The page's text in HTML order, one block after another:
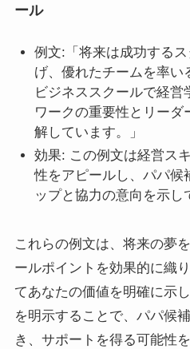
ール
例文:「将来は成功する
げ、優れたチームを率い
ビジネススクールで経
ワークの重要性とリーダ
解しています。」
効果: この例文は経営ス
性をアピールし、パパ候
ップと協力の意向を示し
これらの例文は、将来の夢
ールポイントを効果的に織
てあなたの価値を明確に示
を明示することで、パパ候
き、サポートを得る可能性